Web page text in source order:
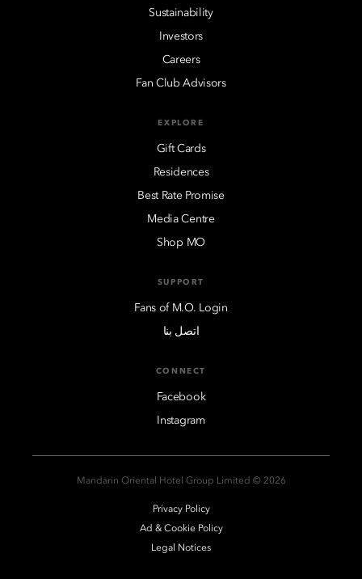
Sustainability
Investors
Careers
Fan Club Advisors
EXPLORE
Gift Cards
Residences
Best Rate Promise
Media Centre
Shop MO
SUPPORT
Fans of M.O. Login
اتصل بنا
CONNECT
Facebook
Instagram
2026 © Mandarin Oriental Hotel Group Limited
Privacy Policy
Ad & Cookie Policy
Legal Notices